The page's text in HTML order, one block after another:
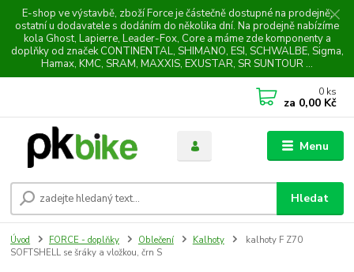
E-shop ve výstavbě, zboží Force je částečně dostupné na prodejně,
ostatní u dodavatele s dodáním do několika dní. Na prodejně nabízíme
kola Ghost, Lapierre, Leader-Fox, Core a máme zde komponenty a
doplňky od značek CONTINENTAL, SHIMANO, ESI, SCHWALBE, Sigma,
Hamax, KMC, SRAM, MAXXIS, EXUSTAR, SR SUNTOUR ...
Menu
Hledat
0 ks
za 0,00 Kč
Úvod FORCE - doplňky Oblečení Kalhoty
kalhoty F Z70
SOFTSHELL se šráky a vložkou, črn S